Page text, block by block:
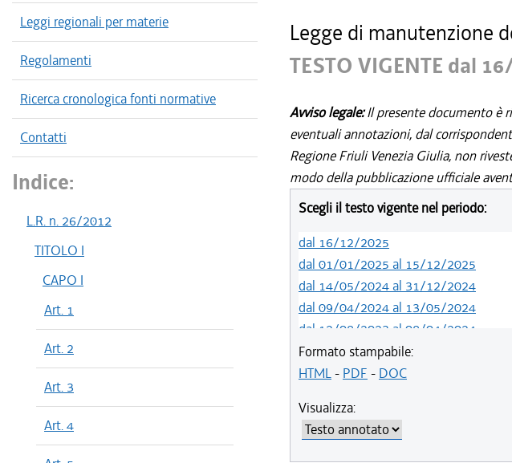
Leggi regionali per materie
Regolamenti
Ricerca cronologica fonti normative
Contatti
Indice:
L.R. n. 26/2012
TITOLO I
CAPO I
Art. 1
Art. 2
Art. 3
Art. 4
Legge di manutenzione
TESTO VIGENTE dal
Avviso legale:Il presente documento è
eventuali annotazioni, dal
Regione Friuli Venezia Giulia, non
modo della pubblicazione ufficiale
Scegli il testo vigente nel periodo:
dal 16/12/2025
dal 01/01/2025 al 15/12/2025
dal 14/05/2024 al 31/12/2024
dal 09/04/2024 al 13/05/2024
dal 12/08/2023 al 08/04/2024
dal 01/01/2022 al 11/08/2023
dal 16/12/2021 al 31/12/2021
dal 18/06/2021 al 01/12/2021
dal 20/05/2021 al 17/06/2021
dal 01/01/2020 al 19/05/2021
Formato stampabile:
HTML- PDF - DOC
Visualizza: